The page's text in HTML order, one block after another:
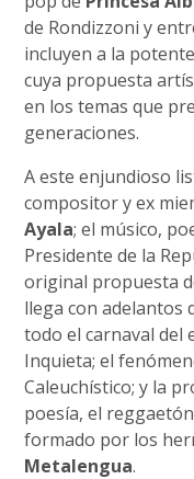
de Rondizzoni y
incluyen a la
cuya propuesta
en los temas que
generaciones.
A este enjundioso
compositor y ex
Ayala; el músico,
Presidente de la
original propuesta
llega con adelantos
todo el carnaval del
Inquieta; el
Caleuchístico; y la
poesía, el
formado por los
Metalengua.